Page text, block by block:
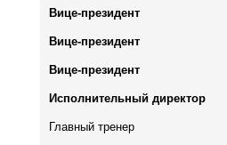
Вице-президент
Вице-президент
Вице-президент
Исполнительный директор
Главный тренер